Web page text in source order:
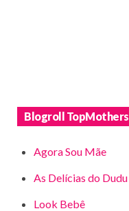
Blogroll TopMothers
Agora Sou Mãe
As Delícias do Dudu
Look Bebê